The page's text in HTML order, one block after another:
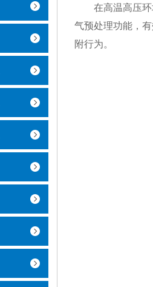
在高温高压环境
气预处理功能，
附行为。